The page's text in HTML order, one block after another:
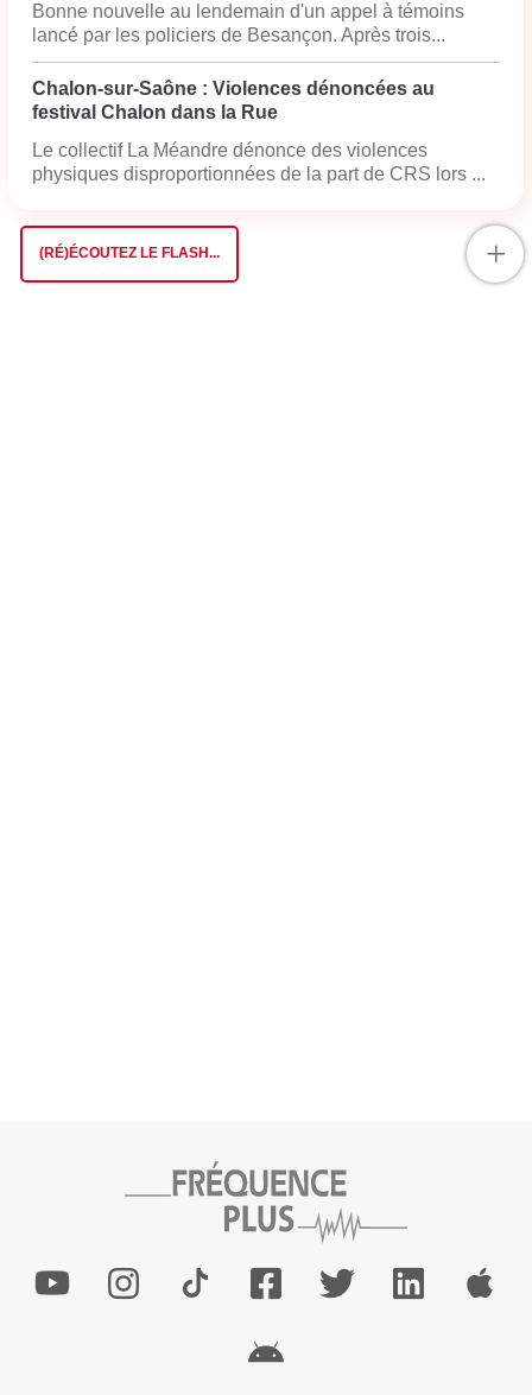
Bonne nouvelle au lendemain d'un appel à témoins
lancé par les policiers de Besançon. Après trois...
Chalon-sur-Saône : Violences dénoncées au
festival Chalon dans la Rue
Le collectif La Méandre dénonce des violences
physiques disproportionnées de la part de CRS lors ...
(RÉ)ÉCOUTEZ LE FLASH... +